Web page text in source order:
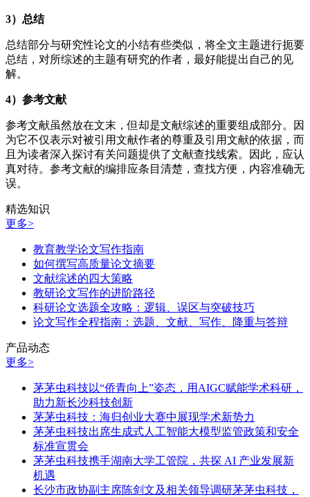
3）总结
总结部分与研究性论文的小结有些类似，将全文主题进行扼要
总结，对所综述的主题有研究的作者，最好能提出自己的见
解。
4）参考文献
参考文献虽然放在文末，但却是文献综述的重要组成部分。因
为它不仅表示对被引用文献作者的尊重及引用文献的依据，而
且为读者深入探讨有关问题提供了文献查找线索。因此，应认
真对待。参考文献的编排应条目清楚，查找方便，内容准确无
误。
精选知识
更多>
教育教学论文写作指南
如何撰写高质量论文摘要
文献综述的四大策略
教研论文写作的进阶路径
科研论文选题全攻略：逻辑、误区与突破技巧
论文写作全程指南：选题、文献、写作、降重与答辩
产品动态
更多>
茅茅虫科技以“侨青向上”姿态，用AIGC赋能学术科研，
助力新长沙科技创新
茅茅虫科技：海归创业大赛中展现学术新势力
茅茅虫科技出席生成式人工智能大模型监管政策和安全
标准宣贯会
茅茅虫科技携手湖南大学工管院，共探 AI 产业发展新
机遇
长沙市政协副主席陈剑文及相关领导调研茅茅虫科技，